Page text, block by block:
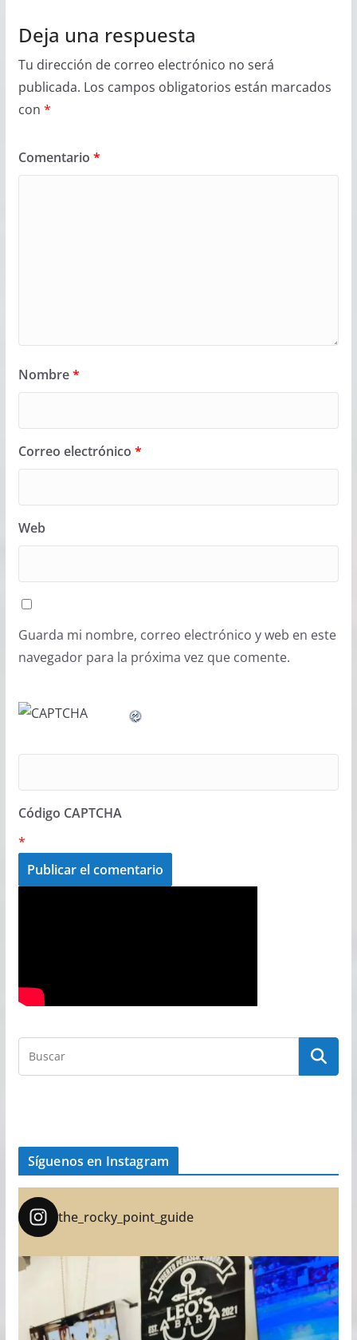
Deja una respuesta
Tu dirección de correo electrónico no será
publicada. Los campos obligatorios están marcados
con *
Comentario *
Nombre*
Correo electrónico *
Web
Guarda mi nombre, correo electrónico y web en este
navegador para la próxima vez que comente.
Código CAPTCHA
*
Síguenos en Instagram
the_rocky_point_guide